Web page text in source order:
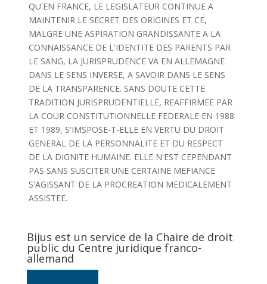
QU'EN FRANCE, LE LEGISLATEUR CONTINUE A
MAINTENIR LE SECRET DES ORIGINES ET CE,
MALGRE UNE ASPIRATION GRANDISSANTE A LA
CONNAISSANCE DE L'IDENTITE DES PARENTS PAR
LE SANG, LA JURISPRUDENCE VA EN ALLEMAGNE
DANS LE SENS INVERSE, A SAVOIR DANS LE SENS
DE LA TRANSPARENCE. SANS DOUTE CETTE
TRADITION JURISPRUDENTIELLE, REAFFIRMEE PAR
LA COUR CONSTITUTIONNELLE FEDERALE EN 1988
ET 1989, S'IMSPOSE-T-ELLE EN VERTU DU DROIT
GENERAL DE LA PERSONNALITE ET DU RESPECT
DE LA DIGNITE HUMAINE. ELLE N'EST CEPENDANT
PAS SANS SUSCITER UNE CERTAINE MEFIANCE
S'AGISSANT DE LA PROCREATION MEDICALEMENT
ASSISTEE.
Bijus est un service de la Chaire de droit
public du Centre juridique franco-
allemand